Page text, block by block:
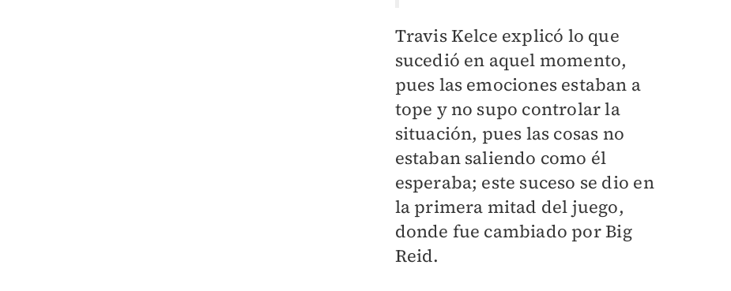
Travis Kelce explicó lo que
sucedió en aquel momento,
pues las emociones estaban a
tope y no supo controlar la
situación, pues las cosas no
estaban saliendo como él
esperaba; este suceso se dio en
la primera mitad del juego,
donde fue cambiado por Big
Reid.